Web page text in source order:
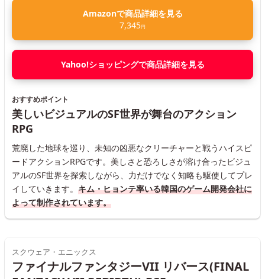
Amazonで商品詳細を見る
7,345円
Yahoo!ショッピングで商品詳細を見る
おすすめポイント
美しいビジュアルのSF世界が舞台のアクション
RPG
荒廃した地球を巡り、未知の凶悪なクリーチャーと戦うハイスピ
ードアクションRPGです。美しさと恐ろしさが溶け合ったビジュ
アルのSF世界を探索しながら、力だけでなく知略も駆使してプレ
イしていきます。 キム・ヒョンテ率いる韓国のゲーム開発会社に
よって制作されています。
スクウェア・エニックス
ファイナルファンタジーVII リバース(FINAL